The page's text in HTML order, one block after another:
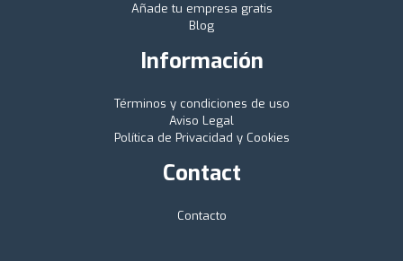
Añade tu empresa gratis
Blog
Información
Términos y condiciones de uso
Aviso Legal
Política de Privacidad y Cookies
Contact
Contacto